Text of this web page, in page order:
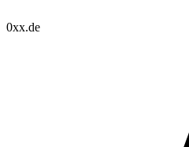
0xx.de